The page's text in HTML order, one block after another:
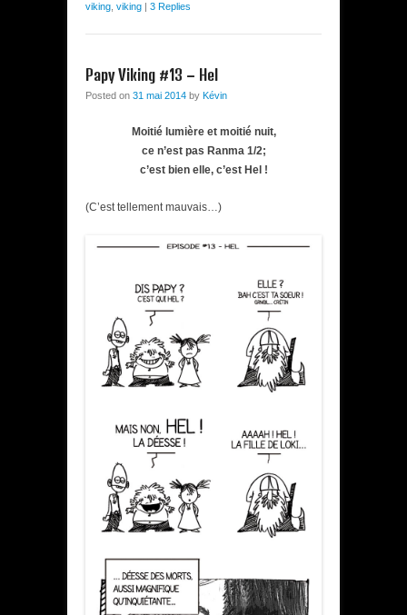
viking viking | 3 Replies
Papy Viking #13 – Hel
Posted on 31 mai 2014 by Kévin
Moitié lumière et moitié nuit,
ce n’est pas Ranma 1/2;
c’est bien elle, c’est Hel !
(C’est tellement mauvais…)